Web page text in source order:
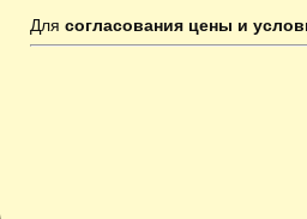
Для согласования цены и